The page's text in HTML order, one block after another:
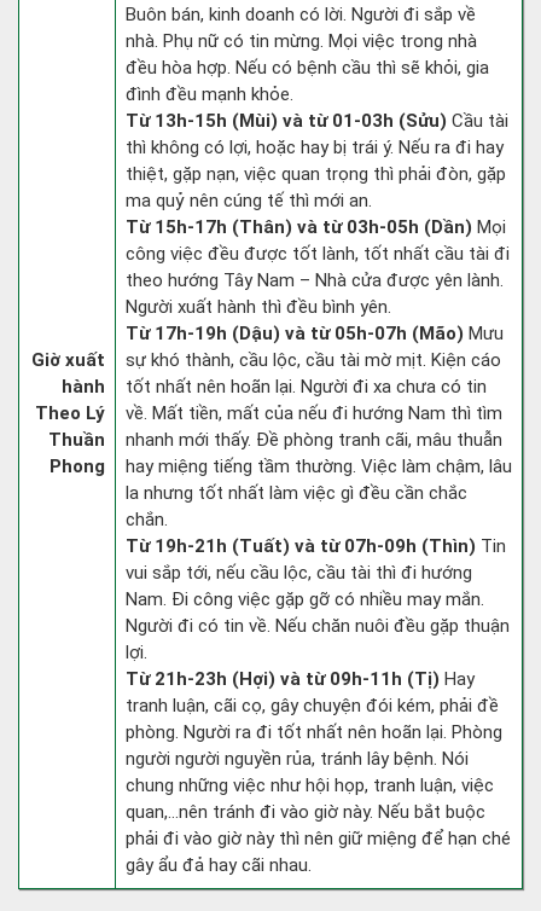
Giờ xuất
hành
Theo Lý
Thuần
Phong
Buôn bán, kinh doanh có lời. Người đi sắp về
nhà. Phụ nữ có tin mừng. Mọi việc trong nhà
đều hòa hợp. Nếu có bệnh cầu thì sẽ khỏi, gia
đình đều mạnh khỏe.
Từ 13h-15h (Mùi) và từ 01-03h (Sửu) Cầu tài
thì không có lợi, hoặc hay bị trái ý. Nếu ra đi hay
thiệt, gặp nạn, việc quan trọng thì phải đòn, gặp
ma quỷ nên cúng tế thì mới an.
Từ 15h-17h (Thân) và từ 03h-05h (Dần) Mọi
công việc đều được tốt lành, tốt nhất cầu tài đi
theo hướng Tây Nam – Nhà cửa được yên lành.
Người xuất hành thì đều bình yên.
Từ 17h-19h (Dậu) và từ 05h-07h (Mão) Mưu
sự khó thành, cầu lộc, cầu tài mờ mịt. Kiện cáo
tốt nhất nên hoãn lại. Người đi xa chưa có tin
về. Mất tiền, mất của nếu đi hướng Nam thì tìm
nhanh mới thấy. Đề phòng tranh cãi, mâu thuẫn
hay miệng tiếng tầm thường. Việc làm chậm, lâu
la nhưng tốt nhất làm việc gì đều cần chắc
chắn.
Từ 19h-21h (Tuất) và từ 07h-09h (Thìn) Tin
vui sắp tới, nếu cầu lộc, cầu tài thì đi hướng
Nam. Đi công việc gặp gỡ có nhiều may mắn.
Người đi có tin về. Nếu chăn nuôi đều gặp thuận
lợi.
Từ 21h-23h (Hợi) và từ 09h-11h (Tị) Hay
tranh luận, cãi cọ, gây chuyện đói kém, phải đề
phòng. Người ra đi tốt nhất nên hoãn lại. Phòng
người người nguyền rủa, tránh lây bệnh. Nói
chung những việc như hội họp, tranh luận, việc
quan,…nên tránh đi vào giờ này. Nếu bắt buộc
phải đi vào giờ này thì nên giữ miệng để hạn ché
gây ẩu đả hay cãi nhau.